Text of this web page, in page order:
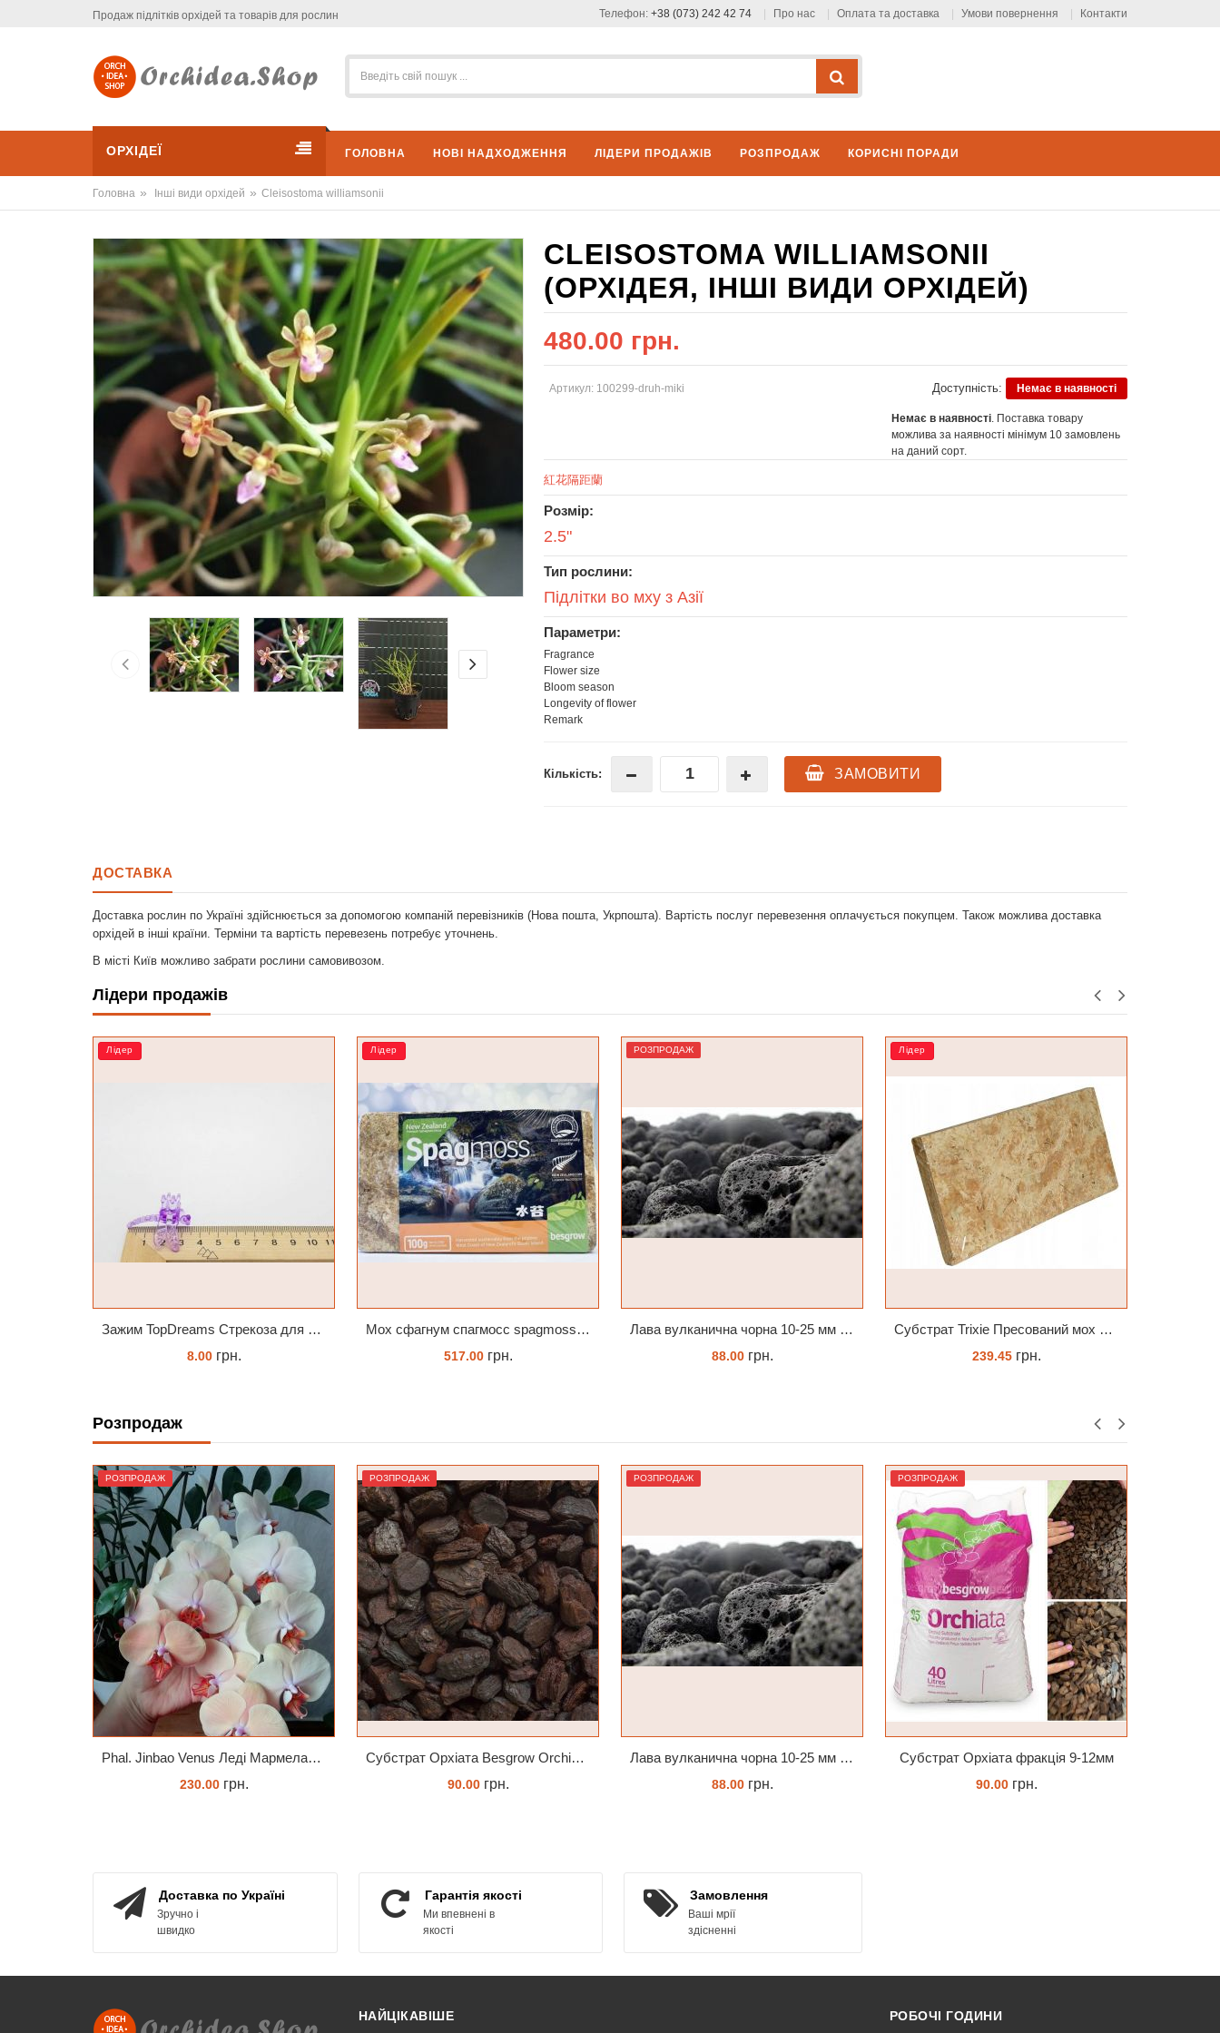
Продаж підлітків орхідей та товарів для рослин Телефон: +38 (073) 242 42 74 Про нас Оплата та доставка Умови повернення Контакти
ОРХІДЕЇ ГОЛОВНА НОВІ НАДХОДЖЕННЯ ЛІДЕРИ ПРОДАЖІВ РОЗПРОДАЖ КОРИСНІ ПОРАДИ
Головна » Інші види орхідей » Cleisostoma williamsonii
CLEISOSTOMA WILLIAMSONII
(ОРХІДЕЯ, ІНШІ ВИДИ ОРХІДЕЙ)
480.00 грн.
Артикул: 100299-druh-miki Доступність: Немає в наявності
Немає в наявності. Поставка товару
можлива за наявності мінімум 10 замовлень
на даний сорт.
紅花隔距蘭
Розмір:
2.5"
Тип рослини:
Підлітки во мху з Азії
Параметри:
Fragrance
Flower size
Bloom season
Longevity of flower
Remark
Кількість: ЗАМОВИТИ
ДОСТАВКА
Доставка рослин по Україні здійснюється за допомогою компаній перевізників (Нова пошта, Укрпошта). Вартість послуг перевезення оплачується покупцем. Також можлива доставка
орхідей в інші країни. Терміни та вартість перевезень потребує уточнень.
В місті Київ можливо забрати рослини самовивозом.
Лідери продажів
Лідер
517.00грн.
РОЗПРОДАЖ
Лава вулканична чорна 10-25 мм 1 л
88.00грн.
Лідер
Субстрат Trixie Пресований мох сфагнум з Німеччини для орхідей та тераріумів 100 г
239.45грн.
Лідер
ДОБРИВО-СПРЕЙ ZIELONY DOM ZDROWY KORZEŃ ЗЕЛЕНИЙ ДІМ ЗДОРОВИЙ КОРІНЬ 300МЛ
262.00грн.
Розпродаж
РОЗПРОДАЖ
Phal. Jinbao Venus Леді Мармелад 1.7 (торфстакан)
230.00грн.
РОЗПРОДАЖ
Субстрат Орхіата Besgrow Orchiata фракція 18-25мм
90.00грн.
РОЗПРОДАЖ
Лава вулканична чорна 10-25 мм 1 л
88.00грн.
РОЗПРОДАЖ
Субстрат Орхіата фракція 9-12мм
90.00грн.
Доставка по Україні
Зручно і
швидко
Гарантія якості
Ми впевнені в
якості
Замовлення
Ваші мрії
здісненні
НАЙЦІКАВІШЕ РОБОЧІ ГОДИНИ